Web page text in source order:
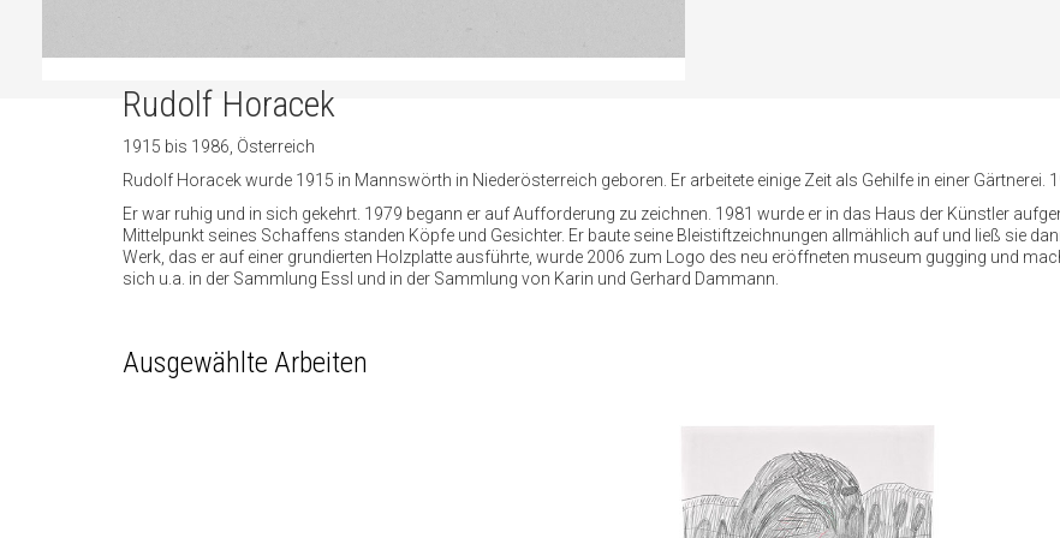
Rudolf Horacek
1915 bis 1986, Österreich
Rudolf Horacek wurde 1915 in Mannswörth in Niederösterreich geboren. Er arbeitete einige Zeit als Gehilfe in einer Gärtnerei.
Er war ruhig und in sich gekehrt. 1979 begann er auf Aufforderung zu zeichnen. 1981 wurde er in das Haus der Künstler
Mittelpunkt seines Schaffens standen Köpfe und Gesichter. Er baute seine Bleistiftzeichnungen allmählich auf und ließ sie
Werk, das er auf einer grundierten Holzplatte ausführte, wurde 2006 zum Logo des neu eröffneten museum gugging und
sich u.a. in der Sammlung Essl und in der Sammlung von Karin und Gerhard Dammann.
Ausgewählte Arbeiten